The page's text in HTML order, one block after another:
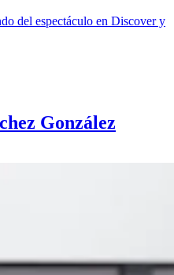
del espectáculo en Discover y
González